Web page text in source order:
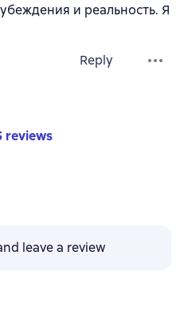
и реальность. Я
Reply
reviews
leave a review